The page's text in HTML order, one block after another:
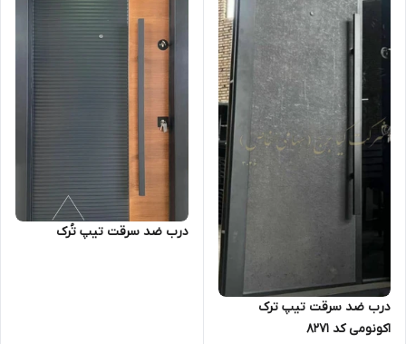
درب ضد سرقت تیپ ترک
اکونومی کد 8271
درب ضد سرقت تیپ تُرک